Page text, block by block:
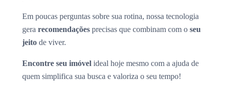
Em poucas perguntas sobre sua rotina, nossa tecnologia
gera recomendações precisas que combinam com o seu
jeito de viver.
Encontre seu imóvel ideal hoje mesmo com a ajuda de
quem simplifica sua busca e valoriza o seu tempo!